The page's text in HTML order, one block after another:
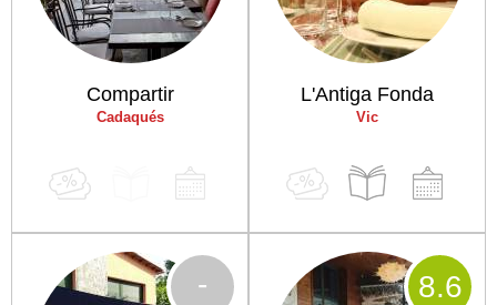
Compartir
Cadaqués
L'Antiga Fonda
Vic
- 8.6